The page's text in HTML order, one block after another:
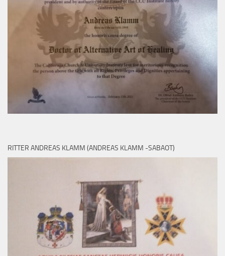
RITTER ANDREAS KLAMM (ANDREAS KLAMM -SABAOT)